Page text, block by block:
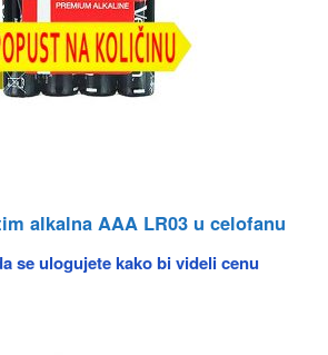
alkalna AAA LR03 u celofanu
se ulogujete kako bi videli cenu